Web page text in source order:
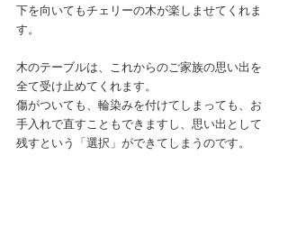
下を向いてもチェリーの木が楽しませてくれま
す。
木のテーブルは、これからのご家族の思い出を
全て受け止めてくれます。
傷がついても、輪染みを付けてしまっても、お
手入れで直すこともできますし、思い出として
残すという「選択」ができてしまうのです。